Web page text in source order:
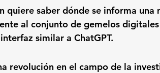
quiere saber dónde se informa una
al conjunto de gemelos
similar a ChatGPT.
revolución en el campo de la